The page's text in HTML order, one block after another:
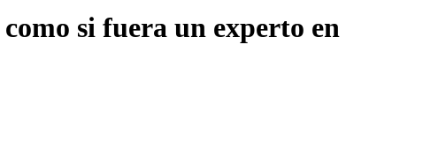
si fuera un experto en